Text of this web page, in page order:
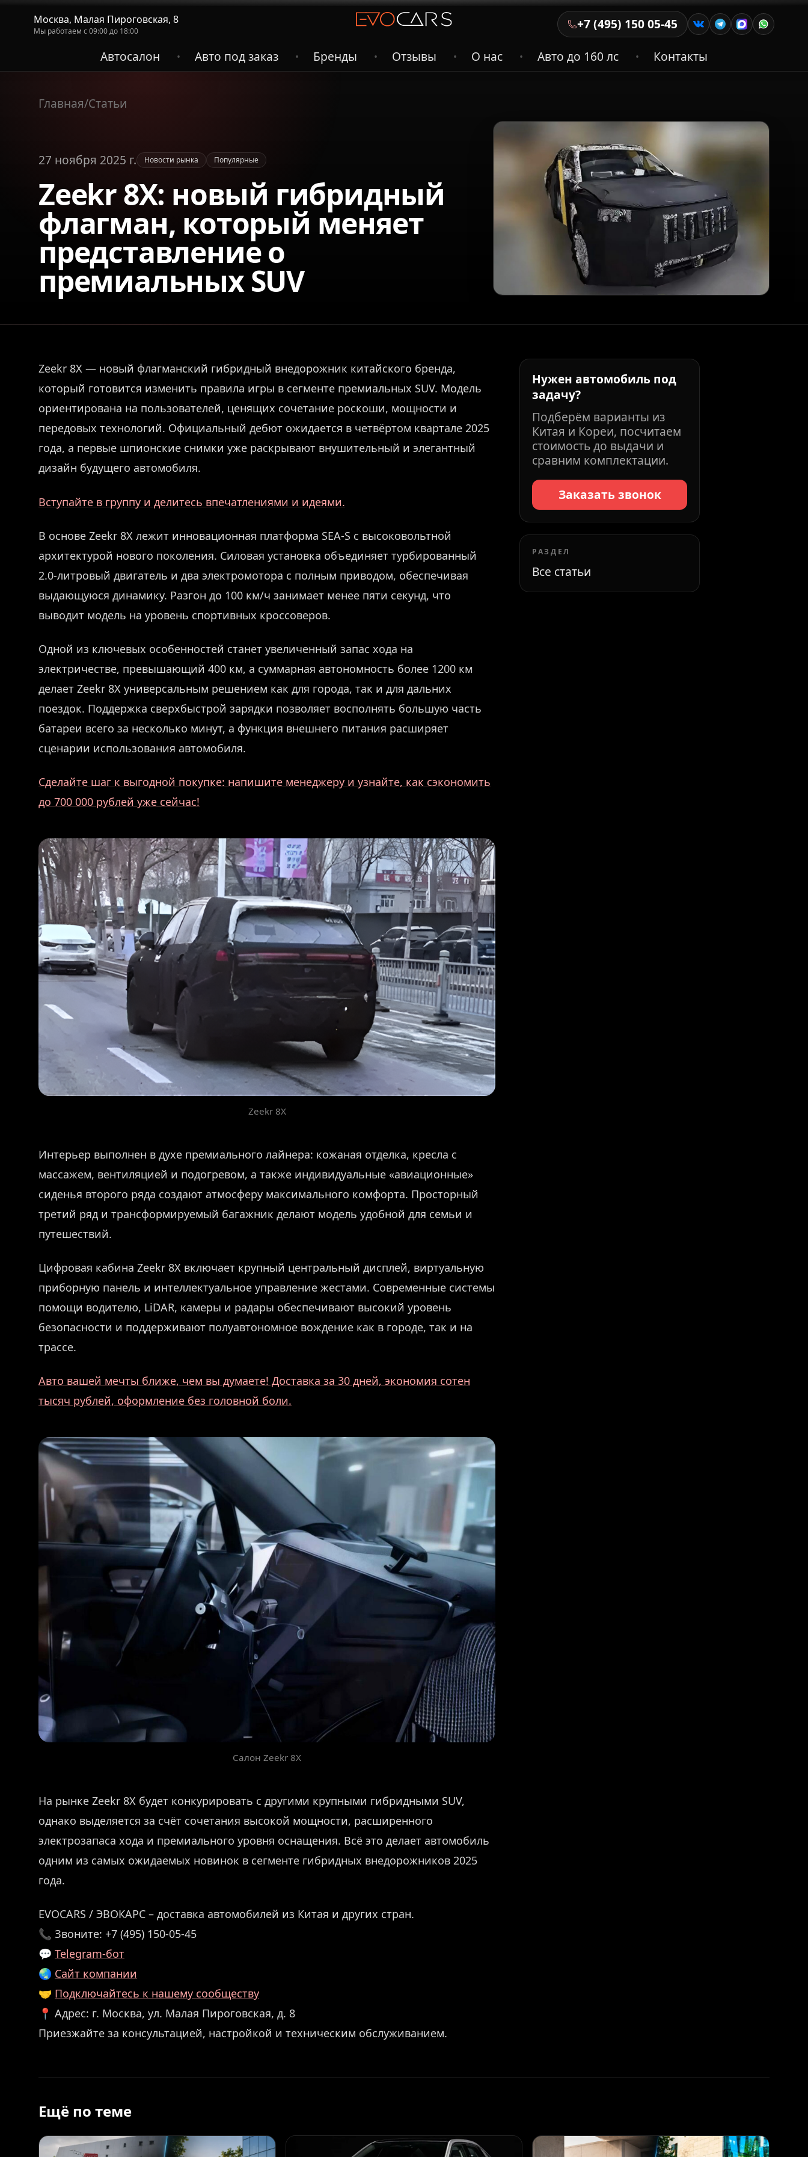
Москва, Малая Пироговская, 8
Мы работаем с 09:00 до 18:00
+7 (495) 150 05-45
Автосалон
• Авто под заказ • Бренды • Отзывы • О нас • Авто до 160 лс • Контакты
Главная/Статьи
27 ноября 2025 г. Новости рынка Популярные
Zeekr 8X: новый гибридный
флагман, который меняет
представление о
премиальных SUV
Zeekr 8X — новый флагманский гибридный внедорожник китайского бренда,
который готовится изменить правила игры в сегменте премиальных SUV. Модель
ориентирована на пользователей, ценящих сочетание роскоши, мощности и
передовых технологий. Официальный дебют ожидается в четвёртом квартале 2025
года, а первые шпионские снимки уже раскрывают внушительный и элегантный
дизайн будущего автомобиля.
Вступайте в группу и делитесь впечатлениями и идеями.
В основе Zeekr 8X лежит инновационная платформа SEA-S с высоковольтной
архитектурой нового поколения. Силовая установка объединяет турбированный
2.0-литровый двигатель и два электромотора с полным приводом, обеспечивая
выдающуюся динамику. Разгон до 100 км/ч занимает менее пяти секунд, что
выводит модель на уровень спортивных кроссоверов.
Одной из ключевых особенностей станет увеличенный запас хода на
электричестве, превышающий 400 км, а суммарная автономность более 1200 км
делает Zeekr 8X универсальным решением как для города, так и для дальних
поездок. Поддержка сверхбыстрой зарядки позволяет восполнять большую часть
батареи всего за несколько минут, а функция внешнего питания расширяет
сценарии использования автомобиля.
Сделайте шаг к выгодной покупке: напишите менеджеру и узнайте, как сэкономить
до 700 000 рублей уже сейчас!
Zeekr 8X
Интерьер выполнен в духе премиального лайнера: кожаная отделка, кресла с
массажем, вентиляцией и подогревом, а также индивидуальные «авиационные»
сиденья второго ряда создают атмосферу максимального комфорта. Просторный
третий ряд и трансформируемый багажник делают модель удобной для семьи и
путешествий.
Цифровая кабина Zeekr 8X включает крупный центральный дисплей, виртуальную
приборную панель и интеллектуальное управление жестами. Современные системы
помощи водителю, LiDAR, камеры и радары обеспечивают высокий уровень
безопасности и поддерживают полуавтономное вождение как в городе, так и на
трассе.
Авто вашей мечты ближе, чем вы думаете! Доставка за 30 дней, экономия сотен
тысяч рублей, оформление без головной боли.
Салон Zeekr 8X
На рынке Zeekr 8X будет конкурировать с другими крупными гибридными SUV,
однако выделяется за счёт сочетания высокой мощности, расширенного
электрозапаса хода и премиального уровня оснащения. Всё это делает автомобиль
одним из самых ожидаемых новинок в сегменте гибридных внедорожников 2025
года.
EVOCARS / ЭВОКАРС – доставка автомобилей из Китая и других стран.
📞 Звоните: +7 (495) 150-05-45
💬 Telegram-бот
🌏 Сайт компании
🤝 Подключайтесь к нашему сообществу
📍 Адрес: г. Москва, ул. Малая Пироговская, д. 8
Приезжайте за консультацией, настройкой и техническим обслуживанием.
Нужен автомобиль под
задачу?
Подберём варианты из
Китая и Кореи, посчитаем
стоимость до выдачи и
сравним комплектации.
Заказать звонок
РАЗДЕЛ
Все статьи
Ещё по теме